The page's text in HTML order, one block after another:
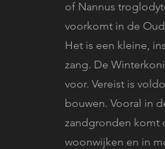
of Nannus
voorkomt in de
Het is een kleine,
zang. De
voor. Vereist is
bouwen. Vooral in
zandgronden komt
woonwijken en in